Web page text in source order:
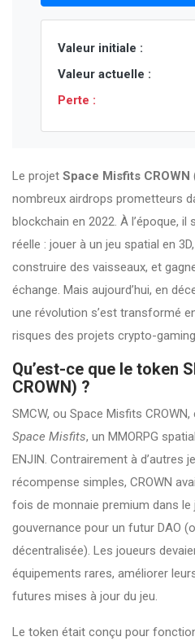
Valeur initiale :
Valeur actuelle :
Perte :
Le projet Space Misfits CROWN
nombreux airdrops prometteurs
blockchain en 2022. À l’époque,
réelle : jouer à un jeu spatial en
construire des vaisseaux, et
échange. Mais aujourd’hui, en
une révolution s’est transformé
risques des projets crypto-
Qu’est-ce que le token
CROWN) ?
SMCW, ou Space Misfits
Space Misfits, un MMORPG
ENJIN. Contrairement à d’autres
récompense simples, CROWN
fois de monnaie premium dans le
gouvernance pour un futur DAO
décentralisée). Les joueurs
équipements rares, améliorer
futures mises à jour du jeu.
Le token était conçu pour